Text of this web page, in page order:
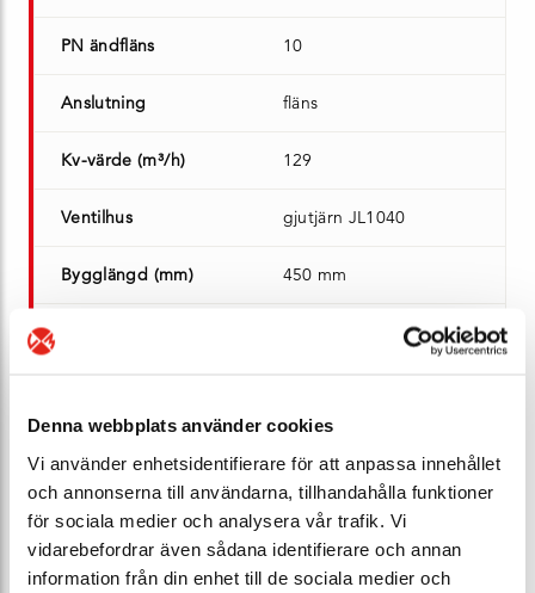
Denna webbplats använder cookies
Vi använder enhetsidentifierare för att anpassa innehållet
och annonserna till användarna, tillhandahålla funktioner
för sociala medier och analysera vår trafik. Vi
vidarebefordrar även sådana identifierare och annan
information från din enhet till de sociala medier och
PN ändfläns 10
Anslutning fläns
Kv-värde (m³/h) 129
Ventilhus gjutjärn JL1040
Bygglängd (mm) 450 mm
Artikel nr* 103089
DN 150